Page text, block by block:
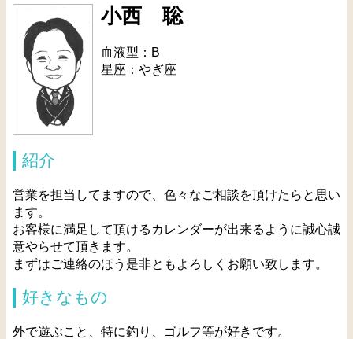
小西 聡
血液型：B
星座：やぎ座
紹介
営業を担当してますので、色々なご相談を頂けたらと思い
ます。
お客様に満足して頂けるカレンダーが出来るように誠心誠
意やらせて頂きます。
まずはご連絡のほう是非ともよろしくお願い致します。
好きなもの
外で遊ぶこと、特に釣り、ゴルフ等が好きです。